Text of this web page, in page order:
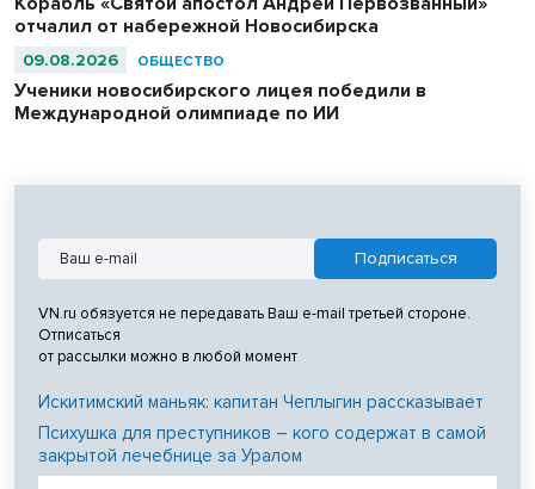
отчалил от набережной Новосибирска
09.08.2026 ОБЩЕСТВО
Ученики новосибирского лицея победили в
Международной олимпиаде по ИИ
VN.ru обязуется не передавать Ваш e-mail третьей стороне.
Отписаться
от рассылки можно в любой момент
Искитимский маньяк: капитан Чеплыгин рассказывает
Психушка для преступников – кого содержат в самой
закрытой лечебнице за Уралом